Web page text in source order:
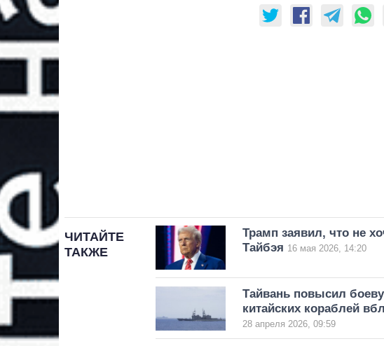
ЧИТАЙТЕ
ТАКЖЕ
Трамп заявил, что не
Тайбэя 16 мая 2026, 14:20
Тайвань повысил
китайских кораблей
28 апреля 2026, 09:59